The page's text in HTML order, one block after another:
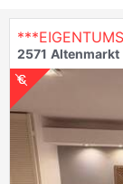
2571 Altenmarkt